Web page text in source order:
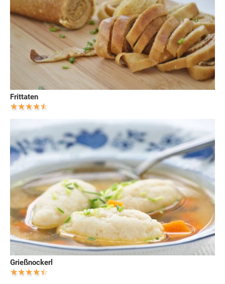
Frittaten
Grießnockerl